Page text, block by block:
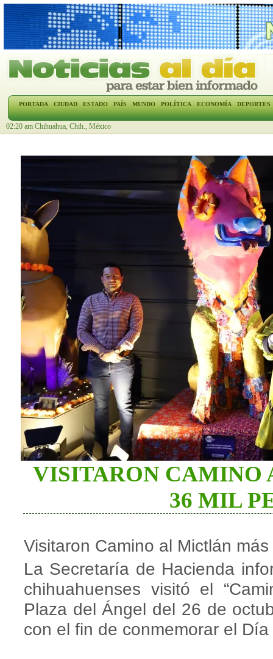
PORTADA CIUDAD ESTADO PAÍS MUNDO POLÍTICA ECONOMÍA DEPORTES
02:20 am Chihuahua, Chih., México
VISITARON CAMINO
36 MIL
Visitaron Camino al Mictlán
La Secretaría de Hacienda
chihuahuenses visitó el
Plaza del Ángel del 26 de
con el fin de conmemorar el